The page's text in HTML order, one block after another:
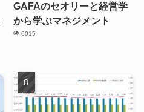
GAFAのセオリーと経営学
から学ぶマネジメント
6015